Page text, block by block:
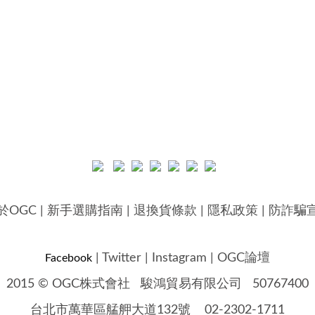
OGC| 新手選購指南| 退換貨條款 隱私政策 防詐騙
Facebook Twitter Instagram OGC論壇
2015 © OGC株式會社駿鴻貿易有限公司 50767400
台北市萬華區艋舺大道132號 02-2302-1711